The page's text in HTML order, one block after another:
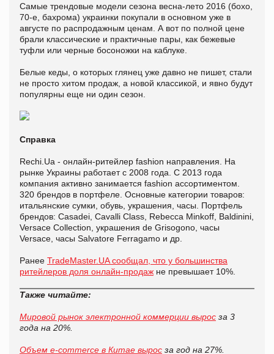
Самые трендовые модели сезона весна-лето 2016 (бохо,
70-е, бахрома) украинки покупали в основном уже в
августе по распродажным ценам. А вот по полной цене
брали классические и практичные пары, как бежевые
туфли или черные босоножки на каблуке.
Белые кеды, о которых глянец уже давно не пишет, стали
не просто хитом продаж, а новой классикой, и явно будут
популярны еще ни один сезон.
Справка
Rechi.Ua - онлайн-ритейлер fashion направления. На
рынке Украины работает с 2008 года. С 2013 года
компания активно занимается fashion ассортиментом.
320 брендов в портфеле. Основные категории товаров:
итальянские сумки, обувь, украшения, часы. Портфель
брендов: Casadei, Cavalli Class, Rebecca Minkoff, Baldinini,
Versace Collection, украшения de Grisogono, часы
Versace, часы Salvatore Ferragamo и др.
Ранее TradeMaster.UA сообщал, что у большинства
ритейлеров доля онлайн-продаж не превышает 10%.
Также читайте:
Мировой рынок электронной коммерции вырос за 3
года на 20%.
Объем e-commerce в Китае вырос за год на 27%.